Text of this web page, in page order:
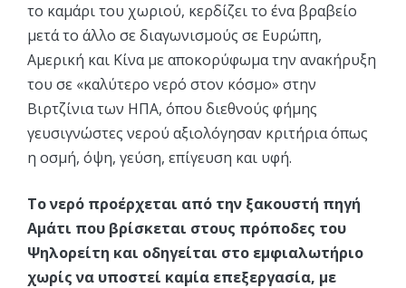
το καμάρι του χωριού, κερδίζει το ένα βραβείο
μετά το άλλο σε διαγωνισμούς σε Ευρώπη,
Αμερική και Κίνα με αποκορύφωμα την ανακήρυξη
του σε «καλύτερο νερό στον κόσμο» στην
Βιρτζίνια των ΗΠΑ, όπου διεθνούς φήμης
γευσιγνώστες νερού αξιολόγησαν κριτήρια όπως
η οσμή, όψη, γεύση, επίγευση και υφή.
Το νερό προέρχεται από την ξακουστή πηγή
Αμάτι που βρίσκεται στους πρόποδες του
Ψηλορείτη και οδηγείται στο εμφιαλωτήριο
χωρίς να υποστεί καμία επεξεργασία, με